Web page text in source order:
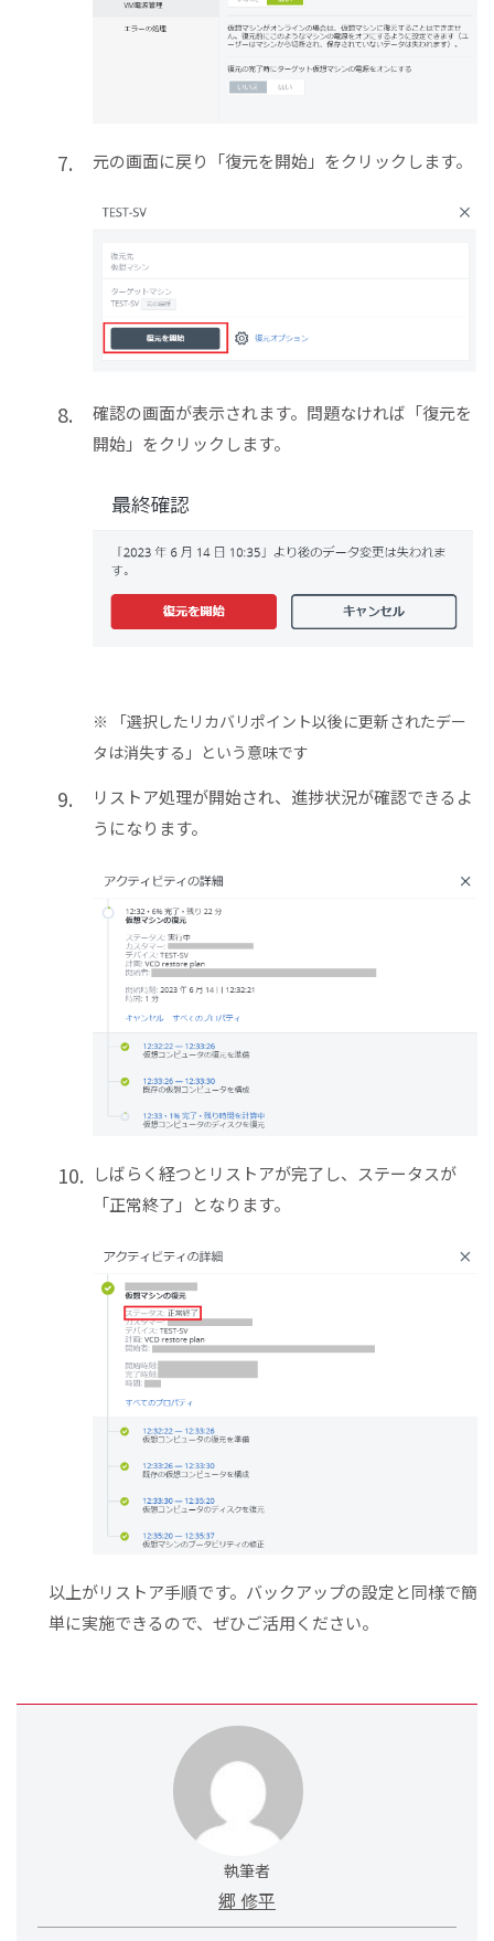
元の画面に戻り「復元を開始」をクリックします。
確認の画面が表示されます。問題なければ「復元を
開始」をクリックします。
※ 「選択したリカバリポイント以後に更新されたデー
タは消失する」という意味です
リストア処理が開始され、進捗状況が確認できるよ
うになります。
しばらく経つとリストアが完了し、ステータスが
「正常終了」となります。
以上がリストア手順です。バックアップの設定と同様で簡
単に実施できるので、ぜひご活用ください。
執筆者
郷 修平